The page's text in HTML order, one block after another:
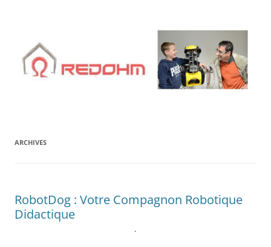
ARCHIVES
RobotDog : Votre Compagnon Robotique
Didactique
.